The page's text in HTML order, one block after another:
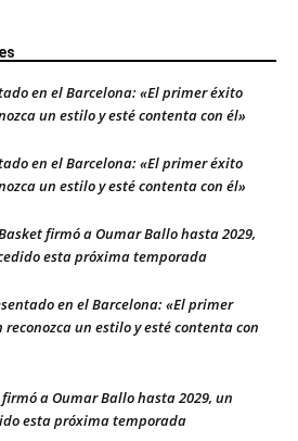
en el Barcelona: «El primer éxito
un estilo y esté contenta con él»
en el Barcelona: «El primer éxito
un estilo y esté contenta con él»
firmó a Oumar Ballo hasta 2029,
esta próxima temporada
en el Barcelona: «El primer
un estilo y esté contenta con
a Oumar Ballo hasta 2029, un
esta próxima temporada